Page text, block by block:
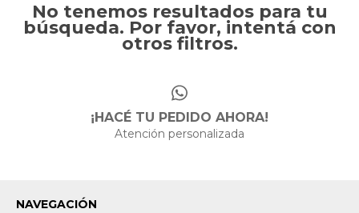
No tenemos resultados para tu
búsqueda. Por favor, intentá con
otros filtros.
¡HACÉ TU PEDIDO AHORA!
Atención personalizada
NAVEGACIÓN